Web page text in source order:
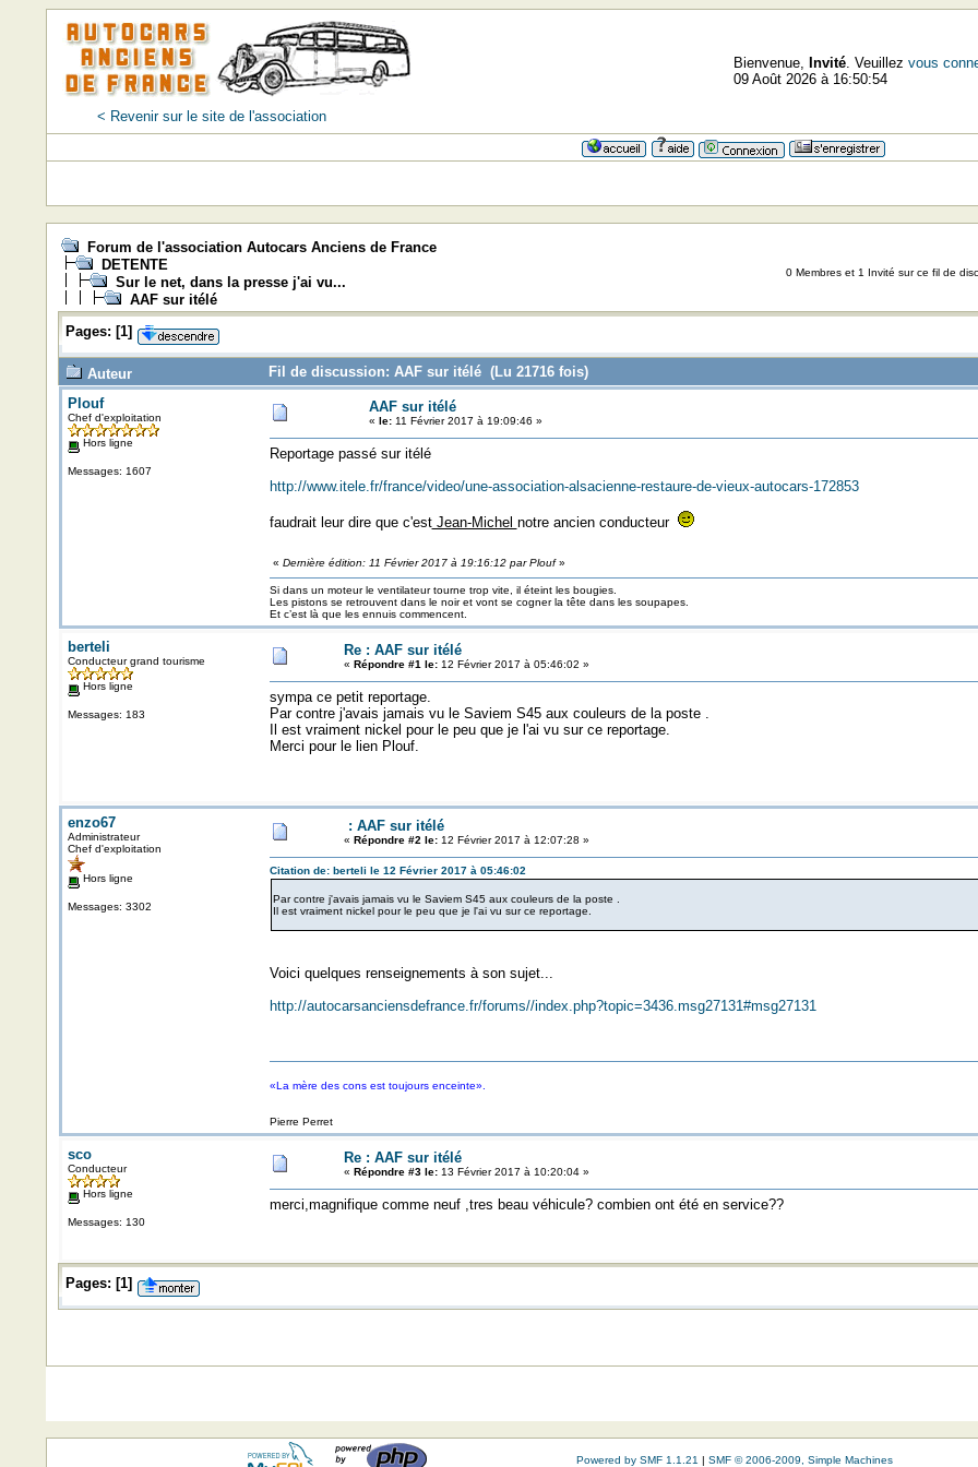
< Revenir sur le site de l'association
Bienvenue, Invité. Veuillez vous
09 Août 2026 à 16:50:54
Forum de l'association Autocars Anciens de France
DETENTE
Sur le net, dans la presse j'ai vu...
AAF sur itélé
0 Membres et 1 Invité sur ce fil de
Pages: [1]
Auteur
Fil de discussion: AAF sur itélé (Lu 21716 fois)
Plouf
Chef d'exploitation
Hors ligne
Messages: 1607
AAF sur itélé
« le:11 Février 2017 à 19:09:46 »
Reportage passé sur itélé
http://www.itele.fr/france/video/une-association-alsacienne-restaure-de-vieux-autocars-172853
faudrait leur dire que c'estJean-Michel notre ancien conducteur
« Dernière édition: 11 Février 2017 à 19:16:12 par Plouf»
Si dans un moteur le ventilateur tourne trop vite, il éteint les bougies.
Les pistons se retrouvent dans le noir et vont se cogner la tête dans les soupapes.
Et c’est là que les ennuis commencent.
berteli
Conducteur grand tourisme
Hors ligne
Messages: 183
Re : AAF sur itélé
« Répondre #1 le:12 Février 2017 à 05:46:02 »
sympa ce petit reportage.
Par contre j'avais jamais vu le Saviem S45 aux couleurs de la poste .
Il est vraiment nickel pour le peu que je l'ai vu sur ce reportage.
Merci pour le lien Plouf.
enzo67
Administrateur
Chef d'exploitation
Hors ligne
Messages: 3302
: AAF sur itélé
« Répondre #2 le:12 Février 2017 à 12:07:28 »
Citation de: berteli le 12 Février 2017 à 05:46:02
Par contre j'avais jamais vu le Saviem S45 aux couleurs de la poste .
Il est vraiment nickel pour le peu que je l'ai vu sur ce reportage.
Voici quelques renseignements à son sujet...
http://autocarsanciensdefrance.fr/forums//index.php?topic=3436.msg27131#msg27131
«La mère des cons est toujours enceinte».
Pierre Perret
sco
Conducteur
Hors ligne
Messages: 130
Re : AAF sur itélé
« Répondre #3 le:13 Février 2017 à 10:20:04 »
merci,magnifique comme neuf ,tres beau véhicule? combien ont été en service??
Pages: [1]
Powered by SMF 1.1.21 | SMF © 2006-2009, Simple Machines